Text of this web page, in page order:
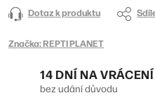
Dotaz k produktu
Značka:REPTI PLANET
14 DNÍ NA VRÁCENÍ
bez udání důvodu